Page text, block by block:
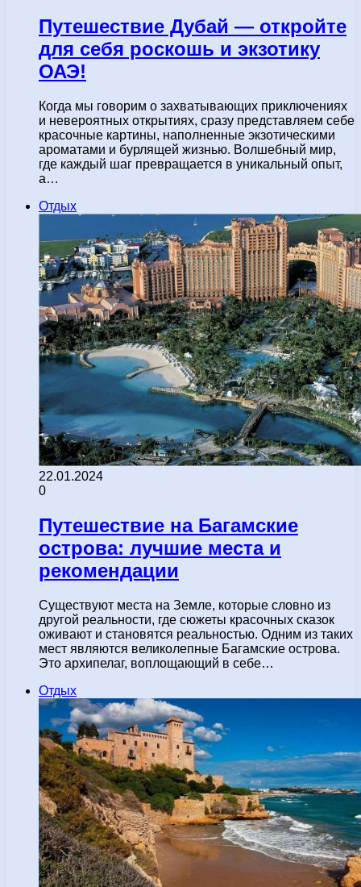
Путешествие Дубай — откройте
для себя роскошь и экзотику
ОАЭ!
Когда мы говорим о захватывающих приключениях
и невероятных открытиях, сразу представляем себе
красочные картины, наполненные экзотическими
ароматами и бурлящей жизнью. Волшебный мир,
где каждый шаг превращается в уникальный опыт,
а…
Отдых
22.01.2024
0
Путешествие на Багамские
острова: лучшие места и
рекомендации
Существуют места на Земле, которые словно из
другой реальности, где сюжеты красочных сказок
оживают и становятся реальностью. Одним из таких
мест являются великолепные Багамские острова.
Это архипелаг, воплощающий в себе…
Отдых